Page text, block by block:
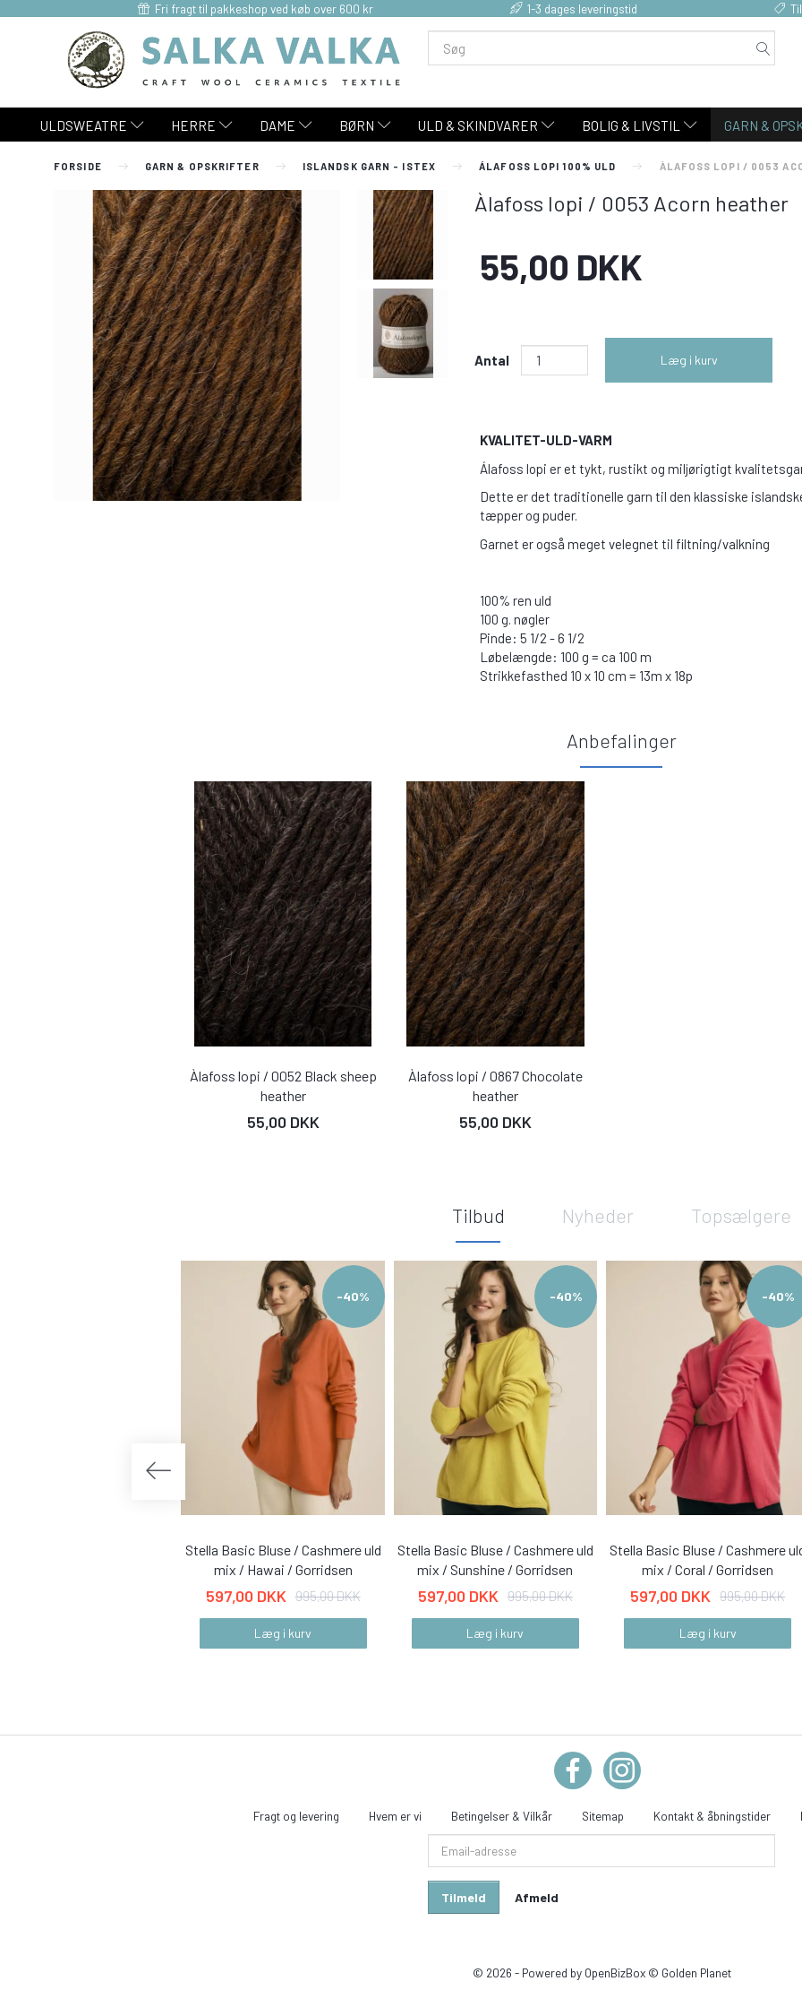
Fri fragt til pakkeshop ved køb over 600 kr 1-3 dages leveringstid
ULDSWEATRE HERRE DAME BØRN ULD & SKINDVARER BOLIG & LIVSTIL GARN &
FORSIDE GARN & OPSKRIFTER ISLANDSK GARN - ISTEX ÁLAFOSS LOPI 100% ULD ÀLAFOSS LOPI / 0053
Àlafoss lopi / 0053 Acorn heather
55,00 DKK
Antal Læg i kurv
KVALITET-ULD-VARM
Álafoss lopi er et tykt, rustikt og miljørigtigt
Dette er det traditionelle garn til den klassiske
tæpper og puder.
Garnet er også meget velegnet til filtning/valkning
100% ren uld
100 g. nøgler
Pinde: 5 1/2 - 6 1/2
Løbelængde: 100 g = ca 100 m
Strikkefasthed 10 x 10 cm = 13m x 18p
Anbefalinger
Àlafoss lopi / 0052 Black sheep
heather
55,00 DKK
Àlafoss lopi / 0867 Chocolate
heather
55,00 DKK
Tilbud Nyheder Topsælgere
-40%
Stella Basic Bluse / Cashmere uld
mix / Hawai / Gorridsen
597,00 DKK 995,00 DKK
Læg i kurv
-40%
Stella Basic Bluse / Cashmere uld
mix / Sunshine / Gorridsen
597,00 DKK 995,00 DKK
Læg i kurv
-40%
Stella Basic Bluse / Cashmere
mix / Coral / Gorridsen
597,00 DKK 995,00 DKK
Læg i kurv
Fragt og levering Hvem er vi Betingelser & Vilkår Sitemap Kontakt & åbningstider
adresse
Tilmeld Afmeld
© 2026 - Powered by OpenBizBox© Golden Planet